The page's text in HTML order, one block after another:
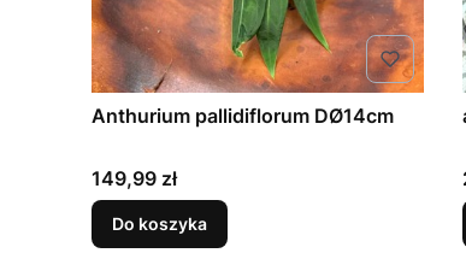
Anthurium pallidiflorum DØ14cm
Cena
149,99 zł
Do koszyka